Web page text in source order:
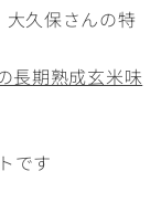
久保さんの特
長期熟成玄米味
です